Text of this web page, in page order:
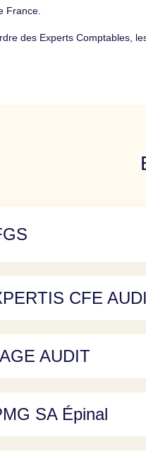
France.
des Experts Comptables,
CFE
AUDIT
SA Épinal